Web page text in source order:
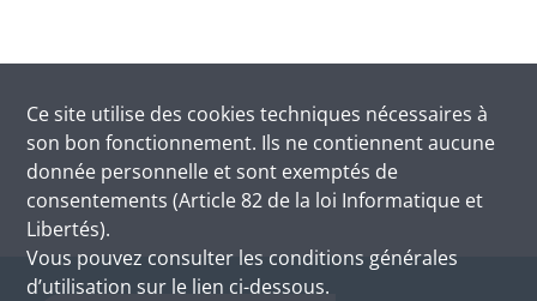
Ce site utilise des cookies techniques nécessaires à
son bon fonctionnement. Ils ne contiennent aucune
donnée personnelle et sont exemptés de
consentements (Article 82 de la loi Informatique et
Libertés).
Vous pouvez consulter les conditions générales
d’utilisation sur le lien ci-dessous.